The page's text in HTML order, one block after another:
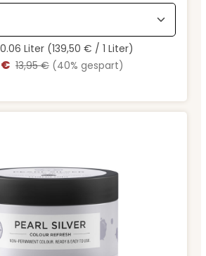
0.06 Liter (139,50 € / 1 Liter)
Regulärer Preis:
13,95 € (40% gespart)